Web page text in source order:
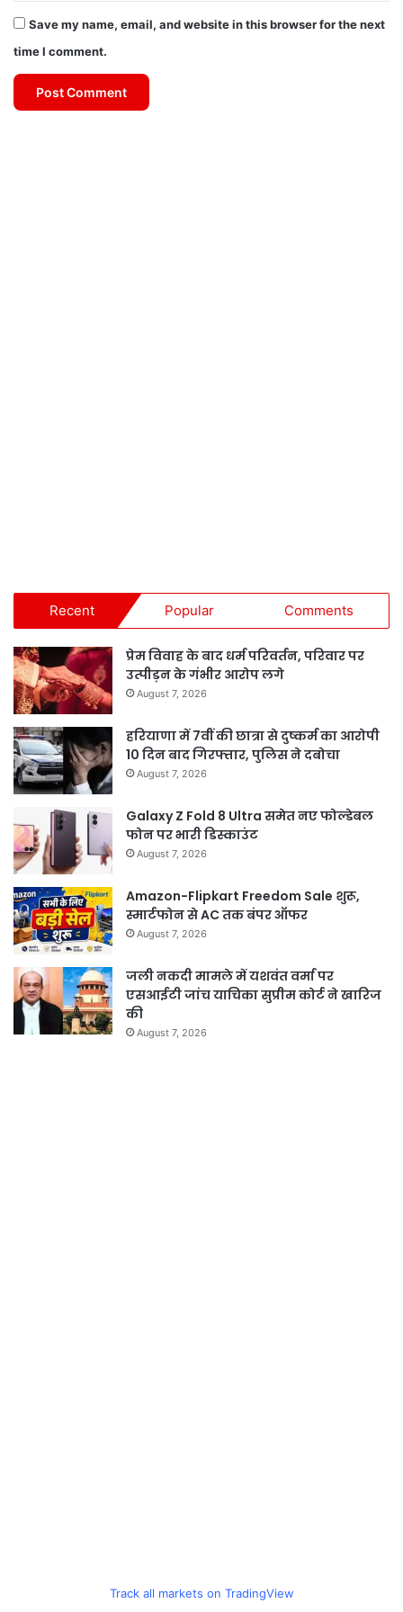
Save my name, email, and website in this browser for the next
time I comment.
Recent Popular Comments
प्रेम विवाह के बाद धर्म परिवर्तन, परिवार पर
उत्पीड़न के गंभीर आरोप लगे
August 7, 2026
हरियाणा में 7वीं की छात्रा से दुष्कर्म का आरोपी
10 दिन बाद गिरफ्तार, पुलिस ने दबोचा
August 7, 2026
Galaxy Z Fold 8 Ultra समेत नए फोल्डेबल
फोन पर भारी डिस्काउंट
August 7, 2026
Amazon-Flipkart Freedom Sale शुरू,
स्मार्टफोन से AC तक बंपर ऑफर
August 7, 2026
जली नकदी मामले में यशवंत वर्मा पर
एसआईटी जांच याचिका सुप्रीम कोर्ट ने खारिज
की
August 7, 2026
Track all markets on TradingView